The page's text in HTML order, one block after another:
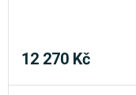
12 270 Kč